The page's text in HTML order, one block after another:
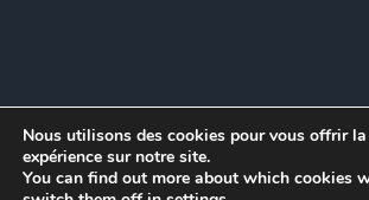
© Institut de recherche de la FSU 2023 | Par
Nous utilisons des cookies pour vous offrir
expérience sur notre site.
You can find out more about which cookies